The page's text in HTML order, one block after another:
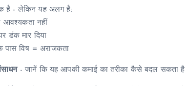
है - लेकिन यह अलग है:
आवश्यकता नहीं
डंक मार दिया
पास विष = अराजकता
- जानें कि यह आपकी कमाई का तरीका कैसे बदल सकता